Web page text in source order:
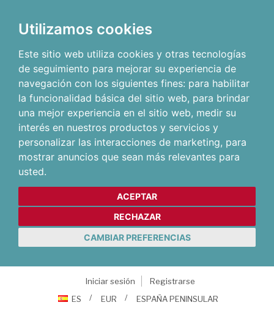
Utilizamos cookies
Este sitio web utiliza cookies y otras tecnologías
de seguimiento para mejorar su experiencia de
navegación con los siguientes fines: para habilitar
la funcionalidad básica del sitio web, para brindar
una mejor experiencia en el sitio web, medir su
interés en nuestros productos y servicios y
personalizar las interacciones de marketing, para
mostrar anuncios que sean más relevantes para
usted.
ACEPTAR
RECHAZAR
CAMBIAR PREFERENCIAS
Iniciar sesión
Registrarse
ES
EUR ESPAÑA PENINSULAR